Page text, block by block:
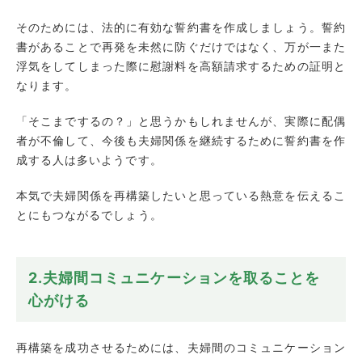
そのためには、法的に有効な誓約書を作成しましょう。誓約
書があることで再発を未然に防ぐだけではなく、万が一また
浮気をしてしまった際に慰謝料を高額請求するための証明と
なります。
「そこまでするの？」と思うかもしれませんが、実際に配偶
者が不倫して、今後も夫婦関係を継続するために誓約書を作
成する人は多いようです。
本気で夫婦関係を再構築したいと思っている熱意を伝えるこ
とにもつながるでしょう。
2.夫婦間コミュニケーションを取ることを
心がける
再構築を成功させるためには、夫婦間のコミュニケーション